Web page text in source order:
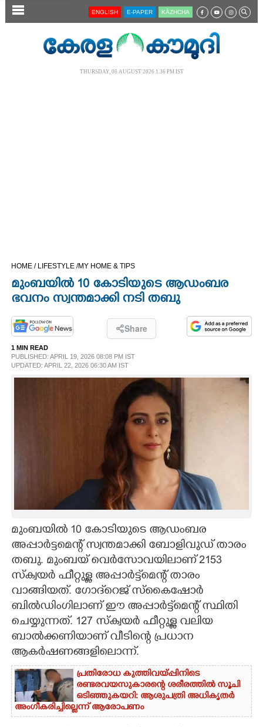
SECTIONS
ASTRO
CARTOONS
LITERATURE
CONTACT US
ENGLISH E-PAPER KĀZHCHA
THURSDAY, 06 AUGUST 2026 1.36 PM IST
HOME / LIFESTYLE /MY HOME & TIPS
മുംബയിൽ 10 കോടിയുടെ ആഡംബര
ഭവനം സ്വന്തമാക്കി നടി തബു
Share
1 MIN READ
PUBLISHED: APRIL 19, 2026 08:08 PM IST
UPDATED: APRIL 22, 2026 06:30 AM IST
മുംബയിൽ 10 കോടിയുടെ ആഡംബര
അപ്പാർട്ടമെന്റ് സ്വന്തമാക്കി ബോളിവുഡ് താരം
തബു. മുംബയ് വെർസോവയിലാണ് 2153
സ്ക്വയർ ഫീറ്റുള്ള അപ്പാർട്ട്മെന്റ് താരം
വാങ്ങിയത്. ഗോദ്‌റെജ് സ്കൈഷോർ
ബിൽഡിംഗിലാണ് ഈ അപ്പാർട്ട്മെന്റ് സ്ഥിതി
ചെയ്യുന്നത്. 127 സ്ക്വയർ ഫീറ്റുള്ള വലിയ
ബാൽക്കണിയാണ് വീടിന്റെ പ്രധാന
ആകർഷണങ്ങളിലൊന്ന്.
പ്രതിരോധ കുത്തിവയ്പ്പിനിടെ
രണ്ടരവയസുകാരന്റെ ശരീരത്തിൽ സൂചി
ഒടിഞ്ഞുകയറി: ആശുപത്രി അധികൃതർ
അംഗീകരിച്ചില്ലെന്ന് ആരോപണം ​